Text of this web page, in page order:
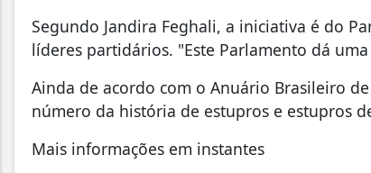
Segundo Jandira Feghali, a iniciativa é do
líderes partidários. "Este Parlamento dá
Ainda de acordo com o Anuário Brasileiro
número da história de estupros e estupros
Mais informações em instantes